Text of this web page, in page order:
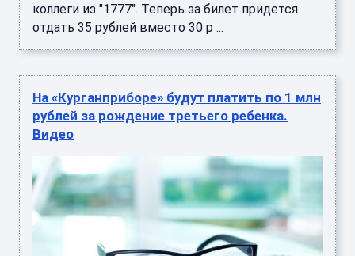
коллеги из "1777". Теперь за билет придется
отдать 35 рублей вместо 30 р ...
На «Курганприборе» будут платить по 1 млн
рублей за рождение третьего ребенка.
Видео